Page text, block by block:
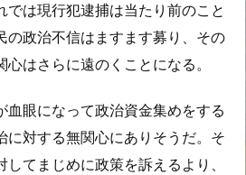
では現行犯逮捕は当たり前のこと
の政治不信はますます募り、その
はさらに遠のくことになる。
血眼になって政治資金集めをする
に対する無関心にありそうだ。そ
てまじめに政策を訴えるより、